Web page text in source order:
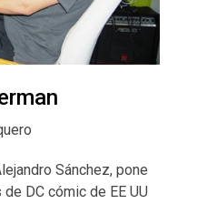
Sánchez, pone
DC cómic de EE UU